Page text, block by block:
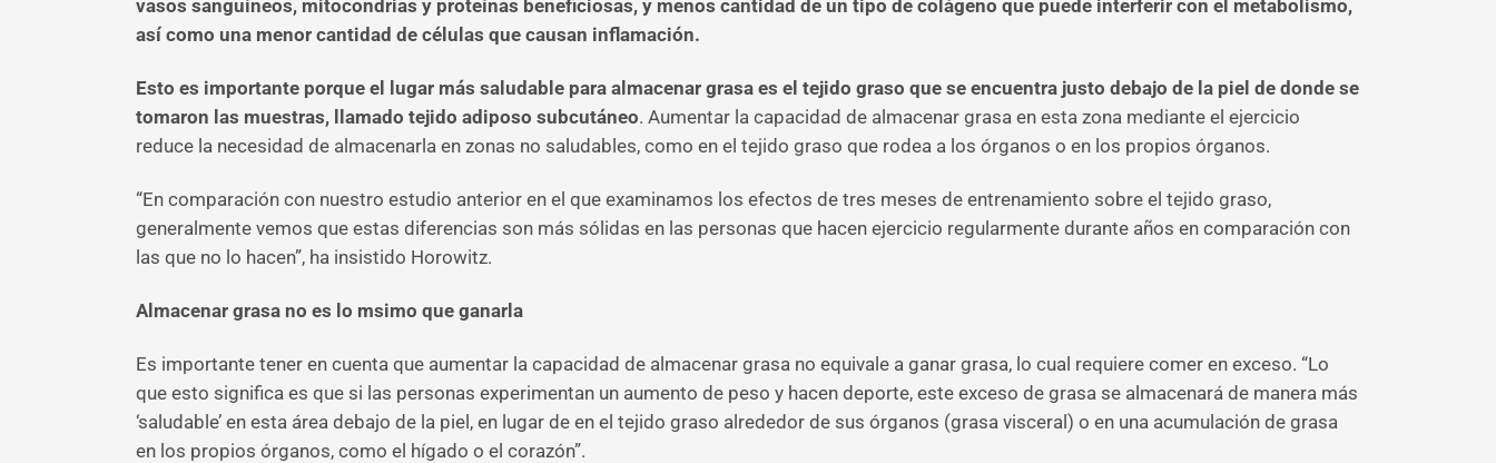
vasos sanguíneos, mitocondrias y proteínas beneficiosas, y menos cantidad de un tipo de colágeno que puede interferir con el metabolismo,
así como una menor cantidad de células que causan inflamación.
Esto es importante porque el lugar más saludable para almacenar grasa es el tejido graso que se encuentra justo debajo de la piel de donde se
tomaron las muestras, llamado tejido adiposo subcutáneo. Aumentar la capacidad de almacenar grasa en esta zona mediante el ejercicio
reduce la necesidad de almacenarla en zonas no saludables, como en el tejido graso que rodea a los órganos o en los propios órganos.
“En comparación con nuestro estudio anterior en el que examinamos los efectos de tres meses de entrenamiento sobre el tejido graso,
generalmente vemos que estas diferencias son más sólidas en las personas que hacen ejercicio regularmente durante años en comparación con
las que no lo hacen”, ha insistido Horowitz.
Almacenar grasa no es lo msimo que ganarla
Es importante tener en cuenta que aumentar la capacidad de almacenar grasa no equivale a ganar grasa, lo cual requiere comer en exceso. “Lo
que esto significa es que si las personas experimentan un aumento de peso y hacen deporte, este exceso de grasa se almacenará de manera más
‘saludable’ en esta área debajo de la piel, en lugar de en el tejido graso alrededor de sus órganos (grasa visceral) o en una acumulación de grasa
en los propios órganos, como el hígado o el corazón”.